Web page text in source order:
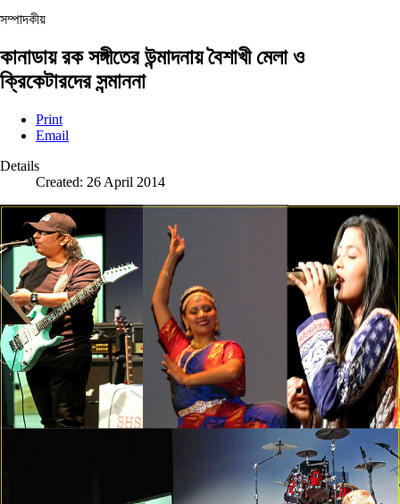
সম্পাদকীয়
কানাডায় রক সঙ্গীতের উন্মাদনায় বৈশাখী মেলা ও
ক্রিকেটারদের সন্মাননা
Print
Email
Details
Created: 26 April 2014